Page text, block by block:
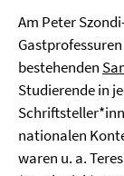
Am Peter
bestehenden
Studierende in
nationalen
waren u. a.